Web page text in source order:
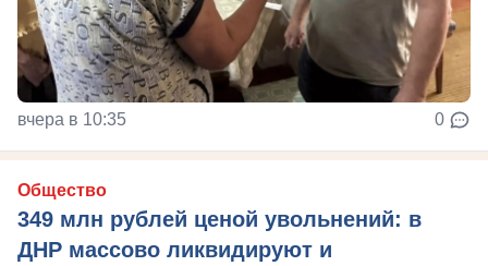
вчера в 10:35 0
Общество
349 млн рублей ценой увольнений: в
ДНР массово ликвидируют и